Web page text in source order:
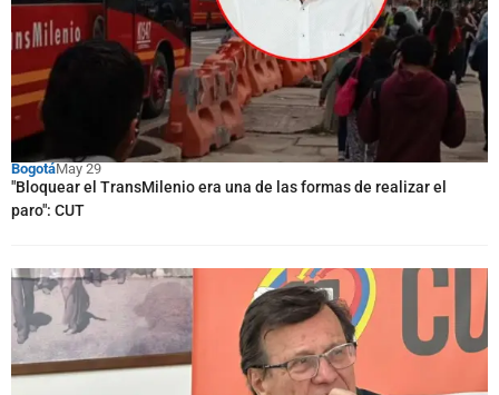
BogotáMay 29
"Bloquear el TransMilenio era una de las formas de realizar el
paro": CUT